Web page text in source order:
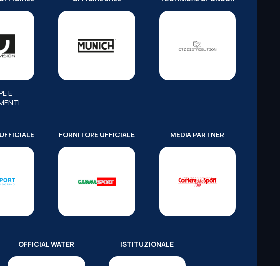
E
FORNITORE UFFICIALE MEDIA PARTNER
OFFICIAL WATER ISTITUZIONALE